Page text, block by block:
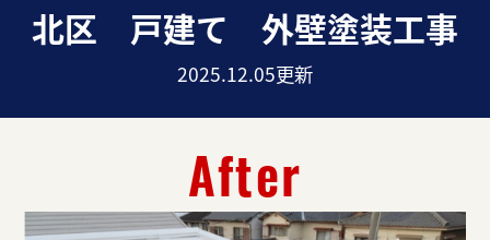
北区 戸建て 外壁塗装工事
2025.12.05更新
After